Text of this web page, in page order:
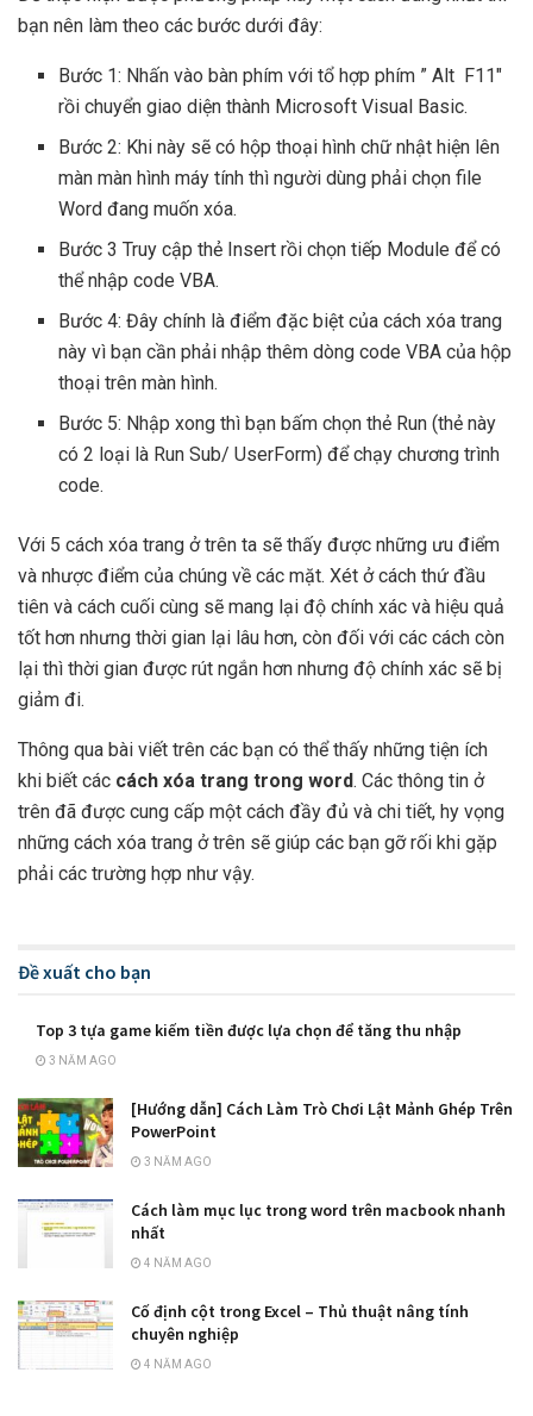
bạn nên làm theo các bước dưới đây:
Bước 1: Nhấn vào bàn phím với tổ hợp phím ” Alt F11″
rồi chuyển giao diện thành Microsoft Visual Basic.
Bước 2: Khi này sẽ có hộp thoại hình chữ nhật hiện lên
màn màn hình máy tính thì người dùng phải chọn file
Word đang muốn xóa.
Bước 3 Truy cập thẻ Insert rồi chọn tiếp Module để có
thể nhập code VBA.
Bước 4: Đây chính là điểm đặc biệt của cách xóa trang
này vì bạn cần phải nhập thêm dòng code VBA của hộp
thoại trên màn hình.
Bước 5: Nhập xong thì bạn bấm chọn thẻ Run (thẻ này
có 2 loại là Run Sub/ UserForm) để chạy chương trình
code.
Với 5 cách xóa trang ở trên ta sẽ thấy được những ưu điểm
và nhược điểm của chúng về các mặt. Xét ở cách thứ đầu
tiên và cách cuối cùng sẽ mang lại độ chính xác và hiệu quả
tốt hơn nhưng thời gian lại lâu hơn, còn đối với các cách còn
lại thì thời gian được rút ngắn hơn nhưng độ chính xác sẽ bị
giảm đi.
Thông qua bài viết trên các bạn có thể thấy những tiện ích
khi biết các cách xóa trang trong word. Các thông tin ở
trên đã được cung cấp một cách đầy đủ và chi tiết, hy vọng
những cách xóa trang ở trên sẽ giúp các bạn gỡ rối khi gặp
phải các trường hợp như vậy.
Đề xuất cho bạn
Top 3 tựa game kiếm tiền được lựa chọn để tăng thu nhập
3 NĂM AGO
[Hướng dẫn] Cách Làm Trò Chơi Lật Mảnh Ghép Trên
PowerPoint
3 NĂM AGO
Cách làm mục lục trong word trên macbook nhanh
nhất
4 NĂM AGO
Cố định cột trong Excel – Thủ thuật nâng tính
chuyên nghiệp
4 NĂM AGO